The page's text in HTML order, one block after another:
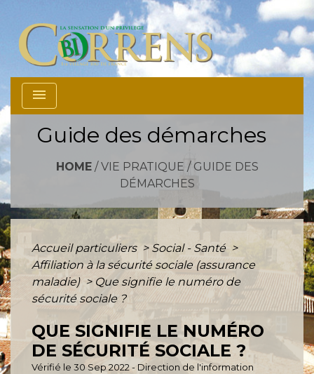
menu
Guide des démarches
HOME/ VIE PRATIQUE / GUIDE DES
DÉMARCHES
Accueil particuliers > Social - Santé >
Affiliation à la sécurité sociale (assurance
maladie) > Que signifie le numéro de
sécurité sociale ?
QUE SIGNIFIE LE NUMÉRO
DE SÉCURITÉ SOCIALE ?
Vérifié le 30 Sep 2022 - Direction de l'information